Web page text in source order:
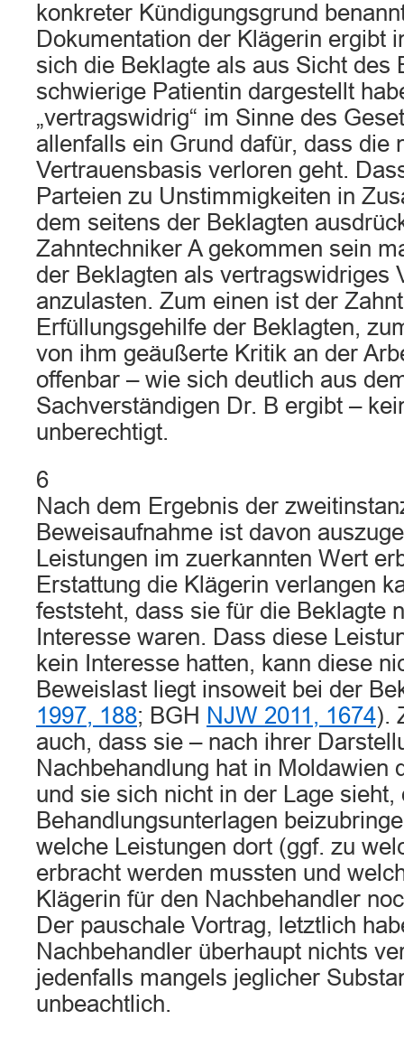
konkreter Kündigungsgrund
Dokumentation der Klägerin ergibt
sich die Beklagte als aus Sicht des
schwierige Patientin dargestellt
„vertragswidrig“ im Sinne des
allenfalls ein Grund dafür, dass die
Vertrauensbasis verloren geht.
Parteien zu Unstimmigkeiten in
dem seitens der Beklagten
Zahntechniker A gekommen sein
der Beklagten als vertragswidriges
anzulasten. Zum einen ist der
Erfüllungsgehilfe der Beklagten,
von ihm geäußerte Kritik an der
offenbar – wie sich deutlich aus
Sachverständigen Dr. B ergibt –
unberechtigt.
6
Nach dem Ergebnis der
Beweisaufnahme ist davon
Leistungen im zuerkannten Wert
Erstattung die Klägerin verlangen
feststeht, dass sie für die Beklagte
Interesse waren. Dass diese
kein Interesse hatten, kann diese
Beweislast liegt insoweit bei der
1997, 188; BGH NJW 2011, 1674).
auch, dass sie – nach ihrer
Nachbehandlung hat in Moldawien
und sie sich nicht in der Lage sieht,
Behandlungsunterlagen
welche Leistungen dort (ggf. zu
erbracht werden mussten und
Klägerin für den Nachbehandler
Der pauschale Vortrag, letztlich
Nachbehandler überhaupt nichts
jedenfalls mangels jeglicher
unbeachtlich.